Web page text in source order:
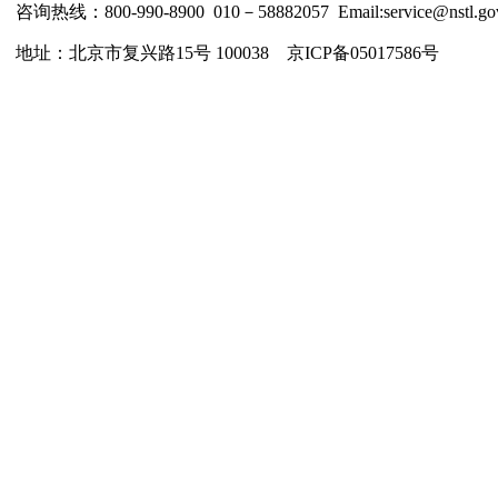
咨询热线：800-990-8900 010－58882057
地址：北京市复兴路15号 100038 京ICP备05017586号